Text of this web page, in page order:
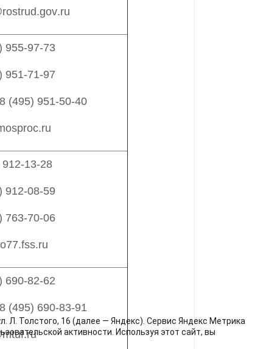
rostrud.gov.ru
955-97-73
951-71-97
8 (495) 951-50-40
13-28
912-08-59
763-70-06
77.fss.ru
690-82-62
(495) 690-83-91
Л. Толстого, 16 (далее — Яндекс). Сервис Яндекс Метрика
активности. Используя этот сайт, вы